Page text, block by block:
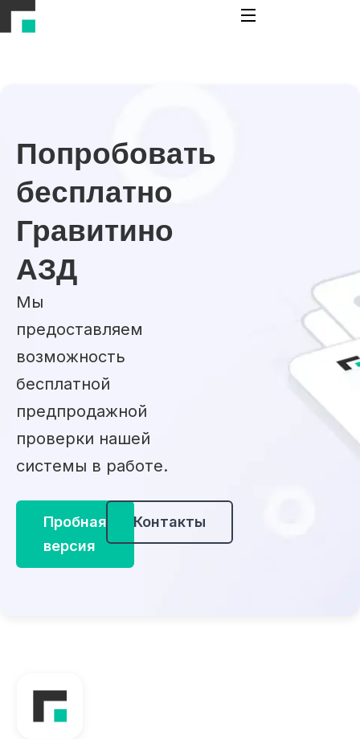
Попробовать
бесплатно
Гравитино
АЗД
Мы
предоставляем
возможность
бесплатной
предпродажной
проверки нашей
системы в работе.
Пробная
версия
Контакты